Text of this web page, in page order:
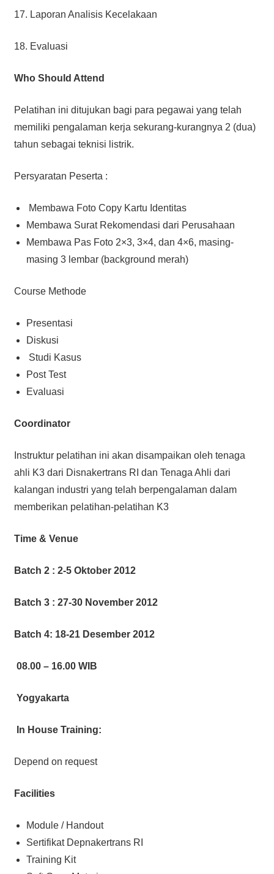
17. Laporan Analisis Kecelakaan
18. Evaluasi
Who Should Attend
Pelatihan ini ditujukan bagi para pegawai yang telah
memiliki pengalaman kerja sekurang-kurangnya 2 (dua)
tahun sebagai teknisi listrik.
Persyaratan Peserta :
Membawa Foto Copy Kartu Identitas
Membawa Surat Rekomendasi dari Perusahaan
Membawa Pas Foto 2×3, 3×4, dan 4×6, masing-
masing 3 lembar (background merah)
Course Methode
Presentasi
Diskusi
Studi Kasus
Post Test
Evaluasi
Coordinator
Instruktur pelatihan ini akan disampaikan oleh tenaga
ahli K3 dari Disnakertrans RI dan Tenaga Ahli dari
kalangan industri yang telah berpengalaman dalam
memberikan pelatihan-pelatihan K3
Time & Venue
Batch 2 : 2-5 Oktober 2012
Batch 3 : 27-30 November 2012
Batch 4: 18-21 Desember 2012
08.00 – 16.00 WIB
Yogyakarta
In House Training:
Depend on request
Facilities
Module / Handout
Sertifikat Depnakertrans RI
Training Kit